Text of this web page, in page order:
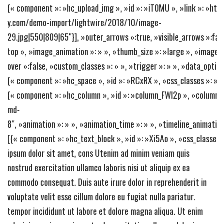
{« component »: »hc_upload_img », »id »: »iT0MU », »link »:
y.com/demo-import/lightwire/2018/10/image-
29.jpg|550|809|65″}], »outer_arrows »:true, »visible_arrows
top », »image_animation »: » », »thumb_size »: »large »,
over »:false, »custom_classes »: » », »trigger »: » »,
{« component »: »hc_space », »id »: »RCxRX », »css_classes
{« component »: »hc_column », »id »: »column_FWl2p »,
md-
8″, »animation »: » », »animation_time »: » »,
[{« component »: »hc_text_block », »id »: »Xi5Ao »,
ipsum dolor sit amet, cons Utenim ad minim veniam quis
nostrud exercitation ullamco laboris nisi ut aliquip ex ea
commodo consequat. Duis aute irure dolor in reprehenderit in
voluptate velit esse cillum dolore eu fugiat nulla pariatur.
tempor incididunt ut labore et dolore magna aliqua. Ut enim